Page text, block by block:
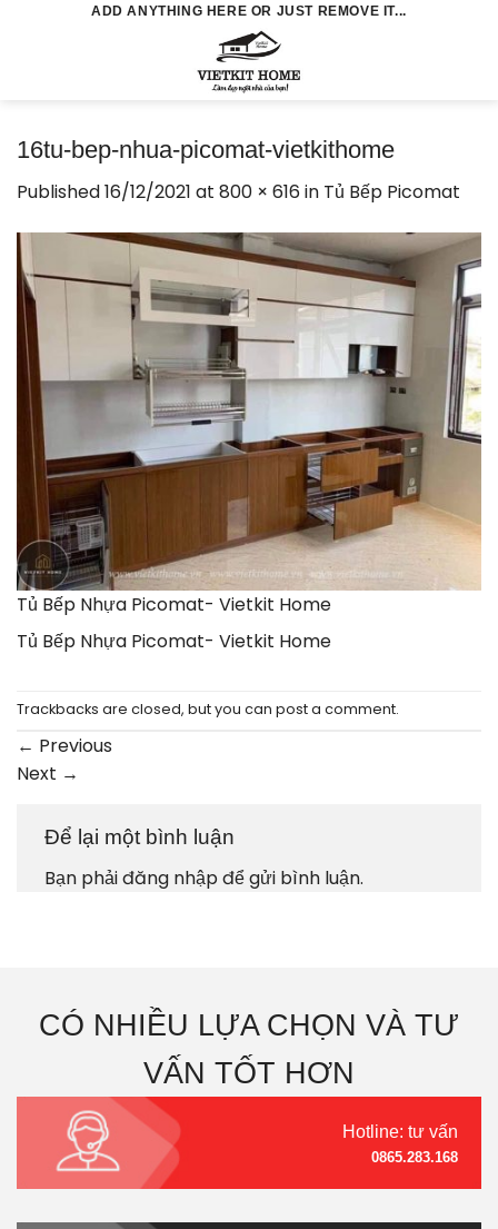
ADD ANYTHING HERE OR JUST REMOVE IT...
16tu-bep-nhua-picomat-vietkithome
Published16/12/2021 at 800 × 616 in Tủ Bếp Picomat
Tủ Bếp Nhựa Picomat- Vietkit Home
Tủ Bếp Nhựa Picomat- Vietkit Home
Trackbacks are closed, but you can post a comment.
← Previous
Next →
Để lại một bình luận
Bạn phảiđăng nhậpđể gửi bình luận.
CÓ NHIỀU LỰA CHỌN VÀ TƯ
VẤN TỐT HƠN
Hotline: tư vấn
0865.283.168